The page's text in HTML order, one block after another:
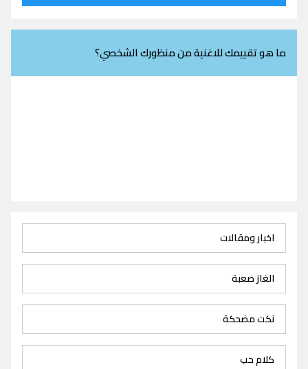
ما هو تقييمك للاغنية من منظورك الشخصي؟
اخبار ومقالات
الغاز صعبة
نكت مضحكة
كلام حب